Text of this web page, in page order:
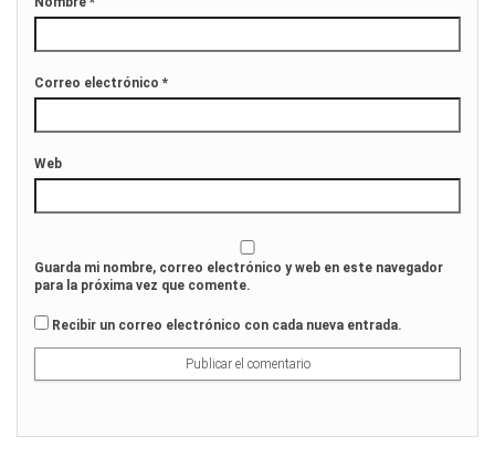
Correo electrónico *
Web
Guarda mi nombre, correo electrónico y web en este navegador
para la próxima vez que comente.
Recibir un correo electrónico con cada nueva entrada.